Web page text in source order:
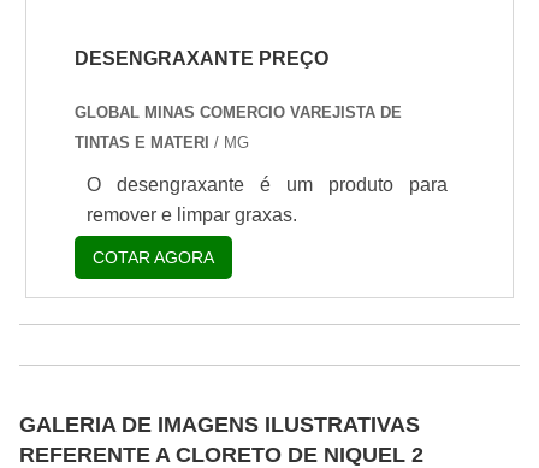
DESENGRAXANTE PREÇO
GLOBAL MINAS COMERCIO VAREJISTA DE
TINTAS E MATERI / MG
O desengraxante é um produto para
remover e limpar graxas.
COTAR AGORA
GALERIA DE IMAGENS ILUSTRATIVAS
REFERENTE A CLORETO DE NIQUEL 2